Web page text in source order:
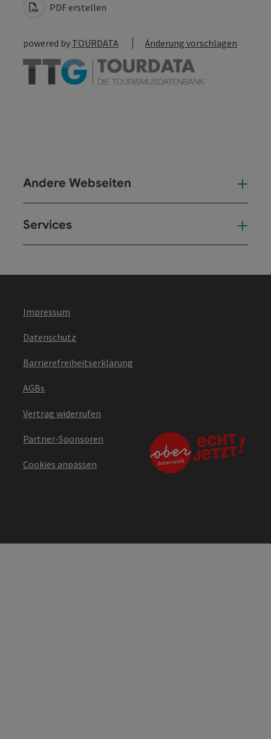
PDF erstellen
powered by TOURDATA Änderung vorschlagen
Andere Webseiten
Services
Impressum
Datenschutz
Barrierefreiheitserklärung
AGBs
Vertrag widerrufen
Partner-Sponsoren
Cookies anpassen